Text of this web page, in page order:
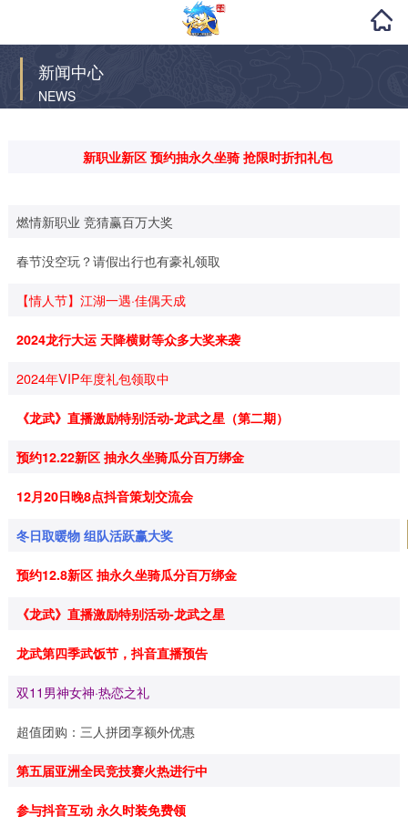
新闻中心
NEWS
新职业新区 预约抽永久坐骑 抢限时折扣礼包
燃情新职业 竞猜赢百万大奖
春节没空玩？请假出行也有豪礼领取
【情人节】江湖一遇·佳偶天成
2024龙行大运 天降横财等众多大奖来袭
2024年VIP年度礼包领取中
《龙武》直播激励特别活动-龙武之星（第二期）
预约12.22新区 抽永久坐骑瓜分百万绑金
12月20日晚8点抖音策划交流会
冬日取暖物 组队活跃赢大奖
预约12.8新区 抽永久坐骑瓜分百万绑金
《龙武》直播激励特别活动-龙武之星
龙武第四季武饭节，抖音直播预告
双11男神女神·热恋之礼
超值团购：三人拼团享额外优惠
第五届亚洲全民竞技赛火热进行中
参与抖音互动 永久时装免费领